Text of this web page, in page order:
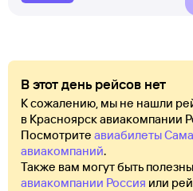
В этот день рейсов нет
К сожалению, мы не нашли
в Красноярск авиакомпании
Посмотрите авиабилеты
авиакомпаний.
Также вам могут быть полезны
авиакомпании Россия или